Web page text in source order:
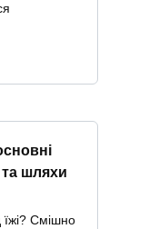
та шляхи
їжі? Смішно